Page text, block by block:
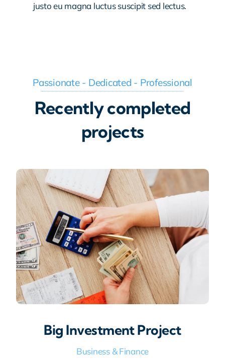
justo eu magna luctus suscipit sed lectus.
Passionate - Dedicated - Professional
Recently completed
projects
Big Investment Project
Business & Finance